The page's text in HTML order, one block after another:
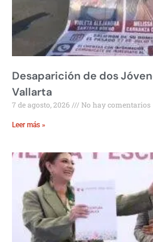
Desaparición de dos
Vallarta
7 de agosto, 2026 No hay comentarios
Leer más »